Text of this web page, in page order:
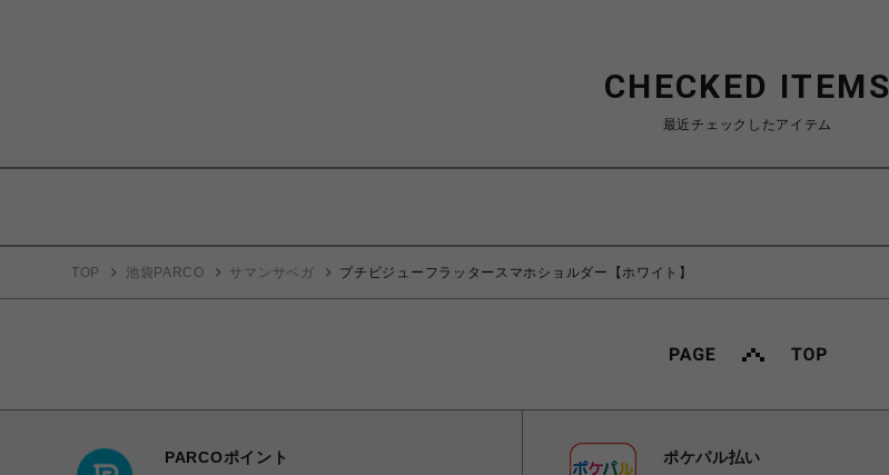
CHECKED ITEMS
最近チェックしたアイテム
TOP 池袋PARCO サマンサベガ プチビジューフラッタースマホショルダー【ホワイト】
PARCOポイント ポケパル払い